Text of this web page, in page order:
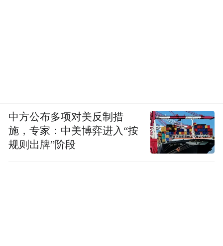
中方公布多项对美反制措
施，专家：中美博弈进入“按
规则出牌”阶段